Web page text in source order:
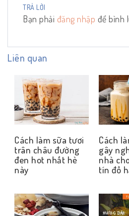
TRẢ LỜI
Bạn phải đăng nhập để bình
Liên quan
Cách làm sữa tươi
trân châu đường
đen hot nhất hè
này
Cách
gây
nhà
tín đồ